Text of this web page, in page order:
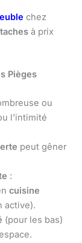
chez
à prix
Pièges
ou
l’intimité
peut gêner
:
cuisine
active).
(pour les bas)